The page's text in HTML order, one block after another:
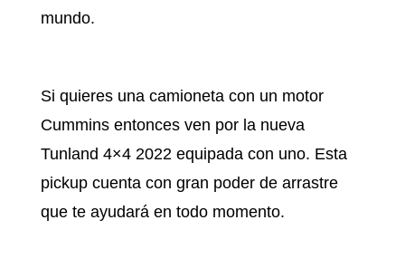
mundo.
Si quieres una camioneta con un motor
Cummins entonces ven por la nueva
Tunland 4×4 2022 equipada con uno. Esta
pickup cuenta con gran poder de arrastre
que te ayudará en todo momento.